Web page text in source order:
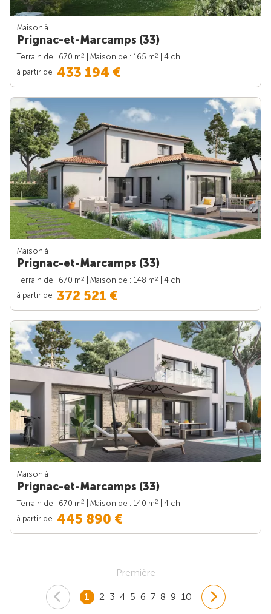
Maison à
Prignac-et-Marcamps (33)
Terrain de : 670 m2 | Maison de : 165 m2
| 4 ch.
à partir de 433 194 €
Maison à
Prignac-et-Marcamps (33)
Terrain de : 670 m2 | Maison de : 148 m2
| 4 ch.
à partir de 372 521 €
Maison à
Prignac-et-Marcamps (33)
Terrain de : 670 m2 | Maison de : 140 m2
| 4 ch.
à partir de 445 890 €
Première
1 2 3 4 5 6 7 8 9 10